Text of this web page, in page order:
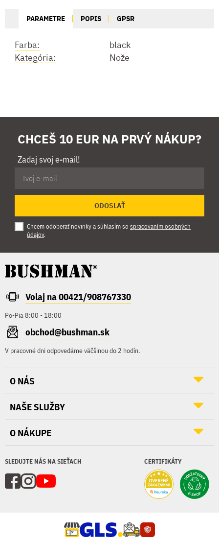
PARAMETRE POPIS GPSR
Farba:
black
Kategória:
Nože
CHCEŠ 10 EUR NA PRVÝ NÁKUP?
Zadaj svoj e-mail!
ODOSLAŤ
Chcem odoberať novinky a súhlasím so spracovaním osobných
údajov.
Volaj na 00421/908767330
Po-Pia 8:00 - 18:00
obchod@bushman.sk
V pracovné dni odpovedáme väčšinou do 2 hodín.
SLEDUJTE NÁS NA SIEŤACH CERTIFIKÁTY
O NÁS
NAŠE SLUŽBY
O NÁKUPE